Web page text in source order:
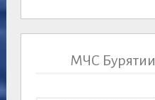
МЧС